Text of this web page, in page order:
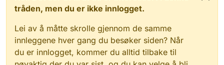
tråden, men du er ikke innlogget.
Lei av å måtte skrolle gjennom de samme
innleggene hver gang du besøker siden? Når
du er innlogget, kommer du alltid tilbake til